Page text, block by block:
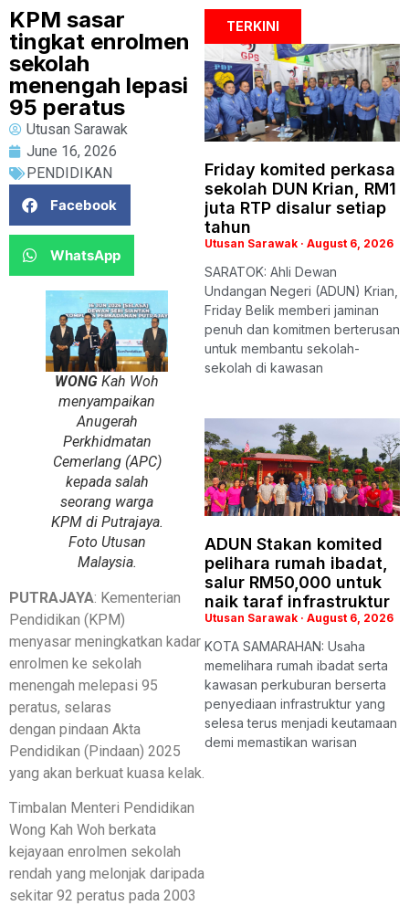
KPM sasar
tingkat enrolmen
sekolah
menengah lepasi
95 peratus
Utusan Sarawak
June 16, 2026
PENDIDIKAN
Facebook
WhatsApp
WONG Kah Woh
menyampaikan
Anugerah
Perkhidmatan
Cemerlang (APC)
kepada salah
seorang warga
KPM di Putrajaya.
Foto Utusan
Malaysia.
PUTRAJAYA: Kementerian
Pendidikan (KPM)
menyasar meningkatkan kadar
enrolmen ke sekolah
menengah melepasi 95
peratus, selaras
dengan pindaan Akta
Pendidikan (Pindaan) 2025
yang akan berkuat kuasa kelak.
Timbalan Menteri Pendidikan
Wong Kah Woh berkata
kejayaan enrolmen sekolah
rendah yang melonjak daripada
sekitar 92 peratus pada 2003
TERKINI
Friday komited perkasa
sekolah DUN Krian, RM1
juta RTP disalur setiap
tahun
Utusan Sarawak August 6, 2026
SARATOK: Ahli Dewan
Undangan Negeri (ADUN) Krian,
Friday Belik memberi jaminan
penuh dan komitmen berterusan
untuk membantu sekolah-
sekolah di kawasan
ADUN Stakan komited
pelihara rumah ibadat,
salur RM50,000 untuk
naik taraf infrastruktur
Utusan Sarawak August 6, 2026
KOTA SAMARAHAN: Usaha
memelihara rumah ibadat serta
kawasan perkuburan berserta
penyediaan infrastruktur yang
selesa terus menjadi keutamaan
demi memastikan warisan